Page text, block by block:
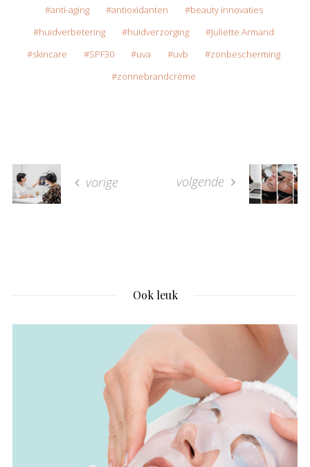
anti-aging antioxidanten
beauty innovaties
huidverbetering
huidverzorging
Juliette Armand
skincare
SPF30 uva uvb
zonbescherming
zonnebrandcrème
vorige volgende
Ook leuk